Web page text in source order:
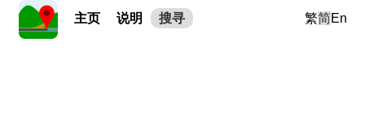
主页 说明 搜寻 繁简En